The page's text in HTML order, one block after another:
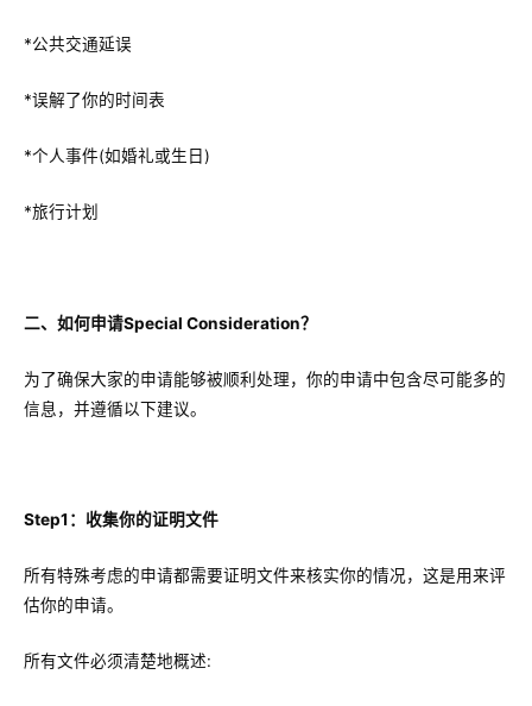
*公共交通延误
*误解了你的时间表
*个人事件(如婚礼或生日)
*旅行计划
二、如何申请Special Consideration？
为了确保大家的申请能够被顺利处理，你的申请中包含尽可能多的
信息，并遵循以下建议。
Step1：收集你的证明文件
所有特殊考虑的申请都需要证明文件来核实你的情况，这是用来评
估你的申请。
所有文件必须清楚地概述: